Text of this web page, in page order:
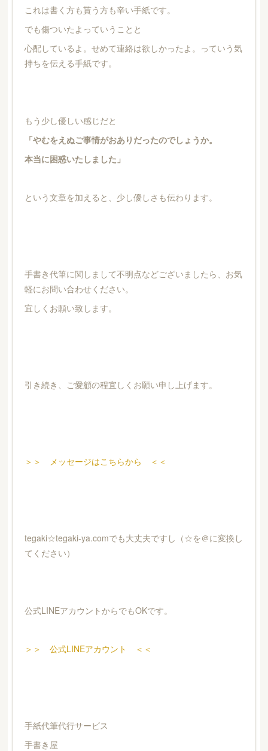
これは書く方も貰う方も辛い手紙です。
でも傷ついたよっていうことと
心配しているよ。せめて連絡は欲しかったよ。っていう気
持ちを伝える手紙です。
もう少し優しい感じだと
「やむをえぬご事情がおありだったのでしょうか。
本当に困惑いたしました」
という文章を加えると、少し優しさも伝わります。
手書き代筆に関しまして不明点などございましたら、お気
軽にお問い合わせください。
宜しくお願い致します。
引き続き、ご愛顧の程宜しくお願い申し上げます。
＞＞ メッセージはこちらから ＜＜
tegaki☆tegaki-ya.comでも大丈夫ですし（☆を＠に変換し
てください）
公式LINEアカウントからでもOKです。
＞＞ 公式LINEアカウント ＜＜
手紙代筆代行サービス
手書き屋